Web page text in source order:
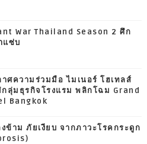
War Thailand Season 2 ศึก
แซ่บ
าศความร่วมมือ ไมเนอร์ โฮเทลส์
กลุ่มธุรกิจโรงแรม พลิกโฉม Grand
Bangkok
ข้าม ภัยเงียบ จากภาวะโรคกระดูก